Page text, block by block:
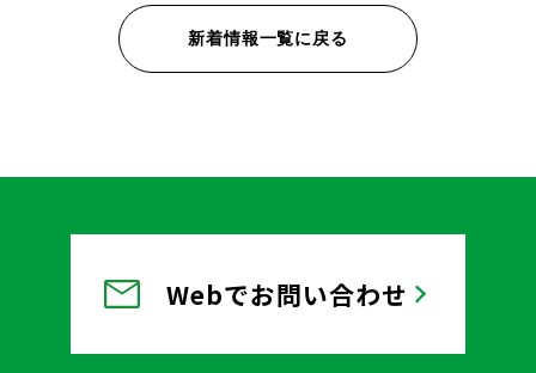
新着情報一覧に戻る
Webでお問い合わせ